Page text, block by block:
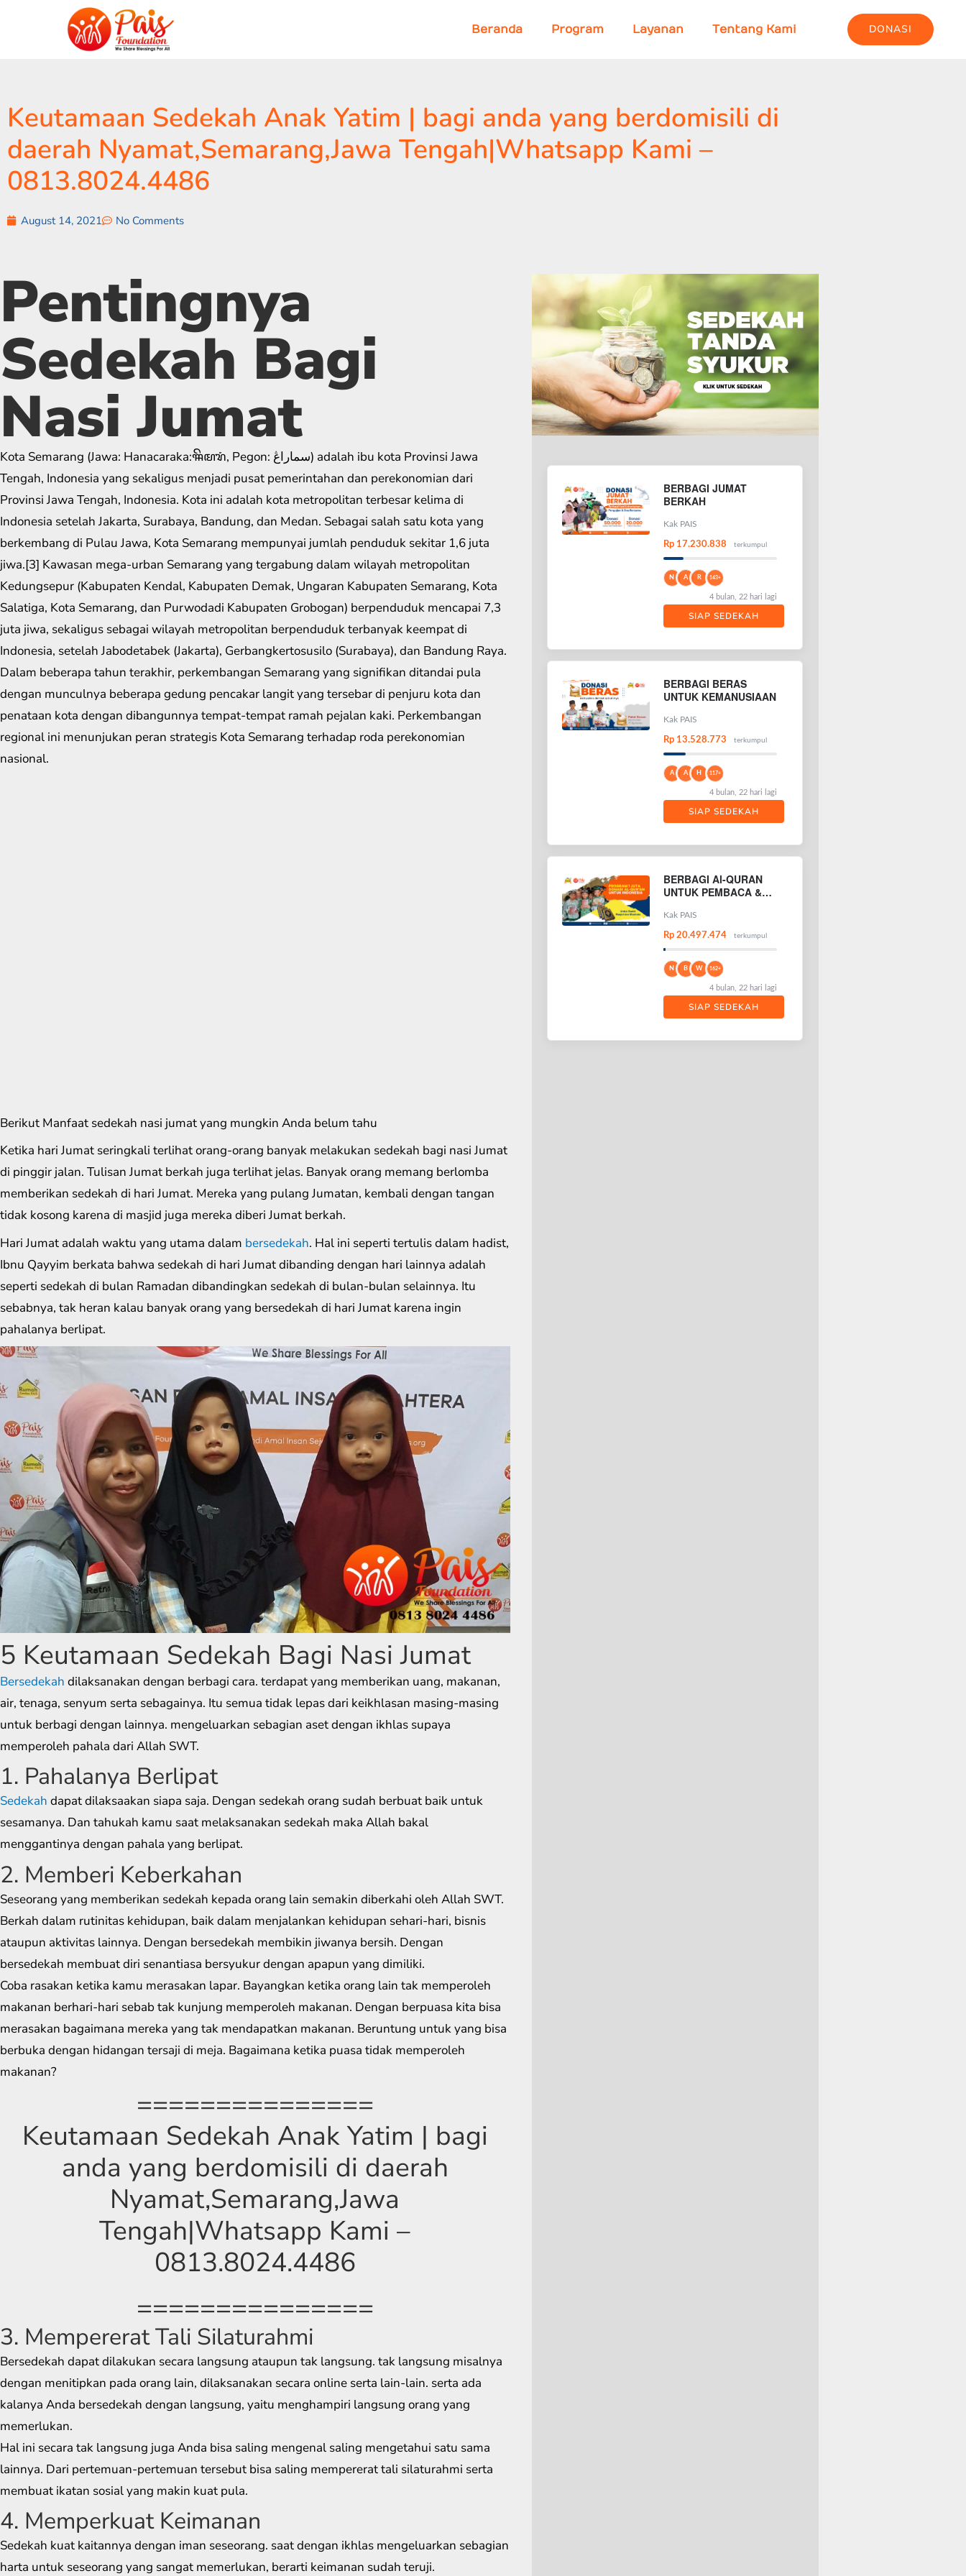
Beranda Program Layanan Tentang Kami DONASI
Keutamaan Sedekah Anak Yatim | bagi anda yang berdomisili di
daerah Nyamat,Semarang,Jawa Tengah|Whatsapp Kami –
0813.8024.4486
August 14, 2021 No Comments
Pentingnya
Sedekah Bagi
Nasi Jumat
Kota Semarang (Jawa: Hanacaraka:ꦯꦼꦩꦫꦁ​, Pegon: سماراڠ) adalah ibu kota Provinsi Jawa
Tengah, Indonesia yang sekaligus menjadi pusat pemerintahan dan perekonomian dari
Provinsi Jawa Tengah, Indonesia. Kota ini adalah kota metropolitan terbesar kelima di
Indonesia setelah Jakarta, Surabaya, Bandung, dan Medan. Sebagai salah satu kota yang
berkembang di Pulau Jawa, Kota Semarang mempunyai jumlah penduduk sekitar 1,6 juta
jiwa.[3] Kawasan mega-urban Semarang yang tergabung dalam wilayah metropolitan
Kedungsepur (Kabupaten Kendal, Kabupaten Demak, Ungaran Kabupaten Semarang, Kota
Salatiga, Kota Semarang, dan Purwodadi Kabupaten Grobogan) berpenduduk mencapai 7,3
juta jiwa, sekaligus sebagai wilayah metropolitan berpenduduk terbanyak keempat di
Indonesia, setelah Jabodetabek (Jakarta), Gerbangkertosusilo (Surabaya), dan Bandung Raya.
Dalam beberapa tahun terakhir, perkembangan Semarang yang signifikan ditandai pula
dengan munculnya beberapa gedung pencakar langit yang tersebar di penjuru kota dan
penataan kota dengan dibangunnya tempat-tempat ramah pejalan kaki. Perkembangan
regional ini menunjukan peran strategis Kota Semarang terhadap roda perekonomian
nasional.
Berikut Manfaat sedekah nasi jumat yang mungkin Anda belum tahu
Ketika hari Jumat seringkali terlihat orang-orang banyak melakukan sedekah bagi nasi Jumat
di pinggir jalan. Tulisan Jumat berkah juga terlihat jelas. Banyak orang memang berlomba
memberikan sedekah di hari Jumat. Mereka yang pulang Jumatan, kembali dengan tangan
tidak kosong karena di masjid juga mereka diberi Jumat berkah.
Hari Jumat adalah waktu yang utama dalam bersedekah. Hal ini seperti tertulis dalam hadist,
Ibnu Qayyim berkata bahwa sedekah di hari Jumat dibanding dengan hari lainnya adalah
seperti sedekah di bulan Ramadan dibandingkan sedekah di bulan-bulan selainnya. Itu
sebabnya, tak heran kalau banyak orang yang bersedekah di hari Jumat karena ingin
pahalanya berlipat.
5 Keutamaan Sedekah Bagi Nasi Jumat
Bersedekah dilaksanakan dengan berbagi cara. terdapat yang memberikan uang, makanan,
air, tenaga, senyum serta sebagainya. Itu semua tidak lepas dari keikhlasan masing-masing
untuk berbagi dengan lainnya. mengeluarkan sebagian aset dengan ikhlas supaya
memperoleh pahala dari Allah SWT.
1. Pahalanya Berlipat
Sedekah dapat dilaksaakan siapa saja. Dengan sedekah orang sudah berbuat baik untuk
sesamanya. Dan tahukah kamu saat melaksanakan sedekah maka Allah bakal
menggantinya dengan pahala yang berlipat.
2. Memberi Keberkahan
Seseorang yang memberikan sedekah kepada orang lain semakin diberkahi oleh Allah SWT.
Berkah dalam rutinitas kehidupan, baik dalam menjalankan kehidupan sehari-hari, bisnis
ataupun aktivitas lainnya. Dengan bersedekah membikin jiwanya bersih. Dengan
bersedekah membuat diri senantiasa bersyukur dengan apapun yang dimiliki.
Coba rasakan ketika kamu merasakan lapar. Bayangkan ketika orang lain tak memperoleh
makanan berhari-hari sebab tak kunjung memperoleh makanan. Dengan berpuasa kita bisa
merasakan bagaimana mereka yang tak mendapatkan makanan. Beruntung untuk yang bisa
berbuka dengan hidangan tersaji di meja. Bagaimana ketika puasa tidak memperoleh
makanan?
===============
Keutamaan Sedekah Anak Yatim | bagi
anda yang berdomisili di daerah
Nyamat,Semarang,Jawa
Tengah|Whatsapp Kami –
0813.8024.4486
===============
3. Mempererat Tali Silaturahmi
Bersedekah dapat dilakukan secara langsung ataupun tak langsung. tak langsung misalnya
dengan menitipkan pada orang lain, dilaksanakan secara online serta lain-lain. serta ada
kalanya Anda bersedekah dengan langsung, yaitu menghampiri langsung orang yang
memerlukan.
Hal ini secara tak langsung juga Anda bisa saling mengenal saling mengetahui satu sama
lainnya. Dari pertemuan-pertemuan tersebut bisa saling mempererat tali silaturahmi serta
membuat ikatan sosial yang makin kuat pula.
4. Memperkuat Keimanan
Sedekah kuat kaitannya dengan iman seseorang. saat dengan ikhlas mengeluarkan sebagian
harta untuk seseorang yang sangat memerlukan, berarti keimanan sudah teruji.
BERBAGI JUMAT
BERKAH
Kak PAIS
Rp 17.230.838 terkumpul
N A R 143+
4 bulan, 22 hari lagi
SIAP SEDEKAH
BERBAGI BERAS
UNTUK KEMANUSIAAN
Kak PAIS
Rp 13.528.773 terkumpul
A A H 117+
4 bulan, 22 hari lagi
SIAP SEDEKAH
BERBAGI Al-QURAN
UNTUK PEMBACA &
QURAN
Kak PAIS
Rp 20.497.474 terkumpul
N B W 162+
4 bulan, 22 hari lagi
SIAP SEDEKAH